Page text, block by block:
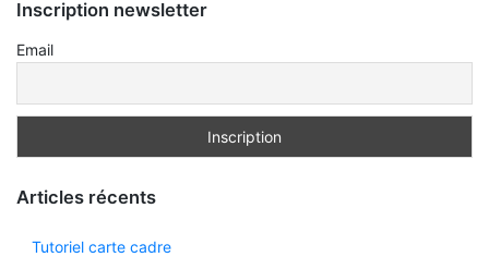
Inscription newsletter
Email
Articles récents
Tutoriel carte cadre